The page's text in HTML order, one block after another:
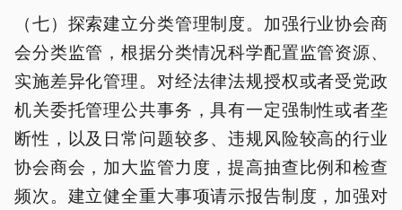
（七）探索建立分类管理制度。加强行业协会商
会分类监管，根据分类情况科学配置监管资源、
实施差异化管理。对经法律法规授权或者受党政
机关委托管理公共事务，具有一定强制性或者垄
断性，以及日常问题较多、违规风险较高的行业
协会商会，加大监管力度，提高抽查比例和检查
频次。建立健全重大事项请示报告制度，加强对